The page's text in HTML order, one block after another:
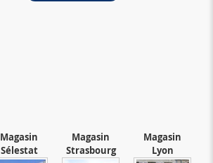
Magasin
Sélestat
Magasin
Strasbourg
Magasin
Lyon